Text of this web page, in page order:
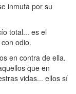
inmuta por su
total... es el
odio.
en contra de ella.
que en
vidas... ellos sí